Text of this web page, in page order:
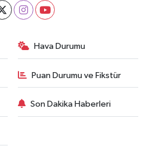
Hava Durumu
Puan Durumu ve Fikstür
Son Dakika Haberleri